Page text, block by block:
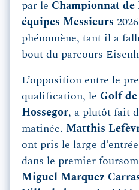
par le Championnat de
équipes Messieurs
phénomène, tant il a
bout du parcours
L’opposition entre le
qualification, le Golf
Hossegor, a plutôt fait
matinée. Matthis
ont pris le large
dans le premier
Miguel Marquez